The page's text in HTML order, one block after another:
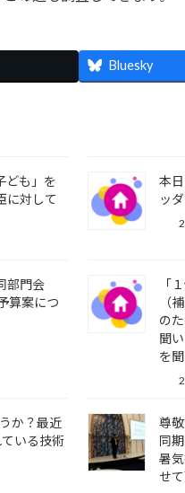
Bluesky
ども」を
に対して
本
ッ
部門会
算案につ
「
（
の
聞
を
か？最近
いる技術
尊
同
暑
せ